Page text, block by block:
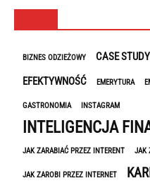
BIZNES ODZIEŻOWY CASE STUDY
EFEKTYWNOŚĆ EMERYTURA
GASTRONOMIA INSTAGRAM
INTELIGENCJA
JAK ZARABIAĆ PRZEZ INTERENT JAK
JAK ZAROBI PRZEZ INTERNET